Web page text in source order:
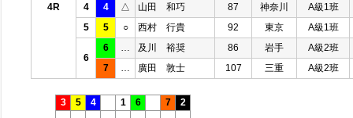
4R
4
4 △ 山田 和巧 87 神奈川
A級1班
5
5 ○ 西村 行貴 92 東京 A級1班
6
6 及川 裕奨 86 岩手
A級2班
7
廣田 敦士 107 三重 A級2班
3 5 4 1 6 7 2